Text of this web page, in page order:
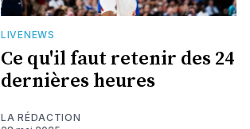
LIVENEWS
Ce qu'il faut retenir des 24
dernières heures
LA RÉDACTION